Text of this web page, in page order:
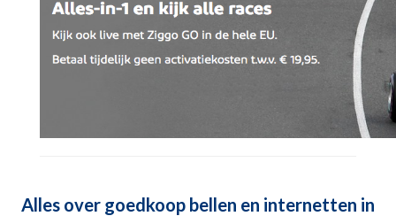
Alles over goedkoop bellen en internetten in